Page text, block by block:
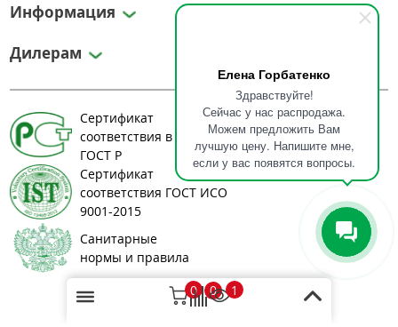
Елена Горбатенко
Здравствуйте!
Сейчас у нас распродажа.
Можем предложить Вам
лучшую цену. Напишите мне,
если у вас появятся вопросы.
0 0 1
Информация
Дилерам
Сертификат
соответствия в системе
ГОСТ Р
Сертификат
соответствия ГОСТ ИСО
9001-2015
Санитарные
нормы и правила
© 2008-2026 greenlos.ru